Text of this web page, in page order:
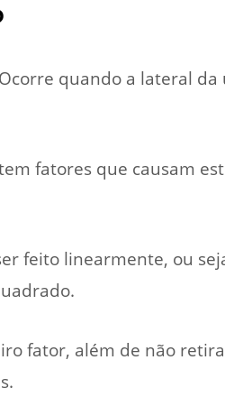
quando a lateral da
fatores que causam
feito linearmente, ou
fator, além de não